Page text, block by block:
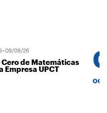
09/26
Cero de Matemáticas
Empresa UPCT
OCT.